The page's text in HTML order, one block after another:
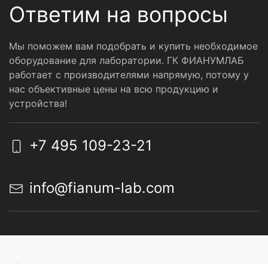
Ответим на вопросы
Мы поможем вам подобрать и купить необходимое
оборудование для лаборатории. ГК ФИАНУМЛАБ
работает с производителями напрямую, потому у
нас объективные цены на всю продукцию и
устройства!
+7 495 109-23-21
info@fianum-lab.com